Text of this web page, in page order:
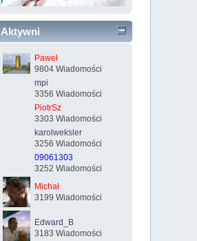
Aktywni
Paweł
9804 Wiadomości
mpi
3356 Wiadomości
PiotrSz
3303 Wiadomości
karolweksler
3256 Wiadomości
09061303
3252 Wiadomości
Michał
3199 Wiadomości
Edward_B
3183 Wiadomości